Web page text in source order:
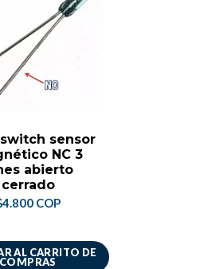
sensor
NC 3
abierto
cerrado
COP
AL CARRITO DE
COMPRAS